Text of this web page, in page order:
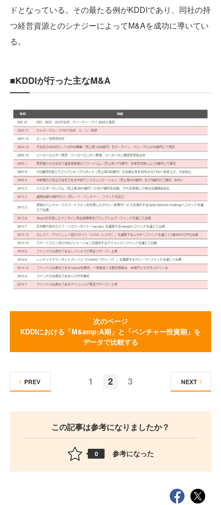
ドとなっている。その最たる例がKDDIであり、同社の持
つ経営資源とのシナジーによってM&Aを成功に導いてい
る。
■KDDIが行った主なM&A
次のページ
KDDIにおける「M&amp;A期」と「ベンチャー投資期」を
データで比較する
1 2 3
PREV NEXT
この記事は参考になりましたか？
0 参考になった